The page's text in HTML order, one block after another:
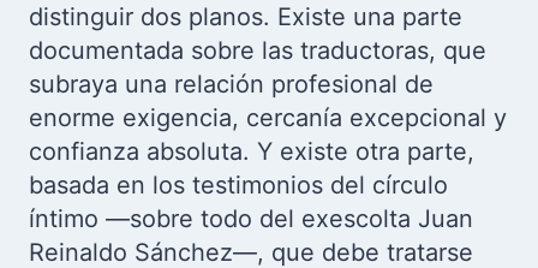
distinguir dos planos. Existe una parte
documentada sobre las traductoras, que
subraya una relación profesional de
enorme exigencia, cercanía excepcional y
confianza absoluta. Y existe otra parte,
basada en los testimonios del círculo
íntimo —sobre todo del exescolta Juan
Reinaldo Sánchez—, que debe tratarse